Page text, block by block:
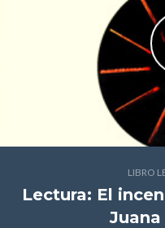
LIBRO
Lectura: El
Juana